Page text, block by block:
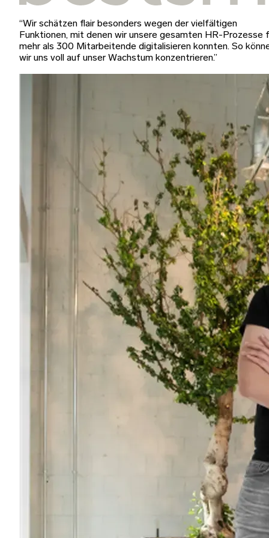
“Wir schätzen flair besonders wegen der vielfältigen
Funktionen, mit denen wir unsere gesamten HR-Prozesse
mehr als 300 Mitarbeitende digitalisieren konnten. So
wir uns voll auf unser Wachstum konzentrieren.”